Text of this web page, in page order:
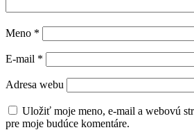
Meno *
E-mail *
Adresa webu
Uložiť moje meno, e-mail a webovú
pre moje budúce komentáre.